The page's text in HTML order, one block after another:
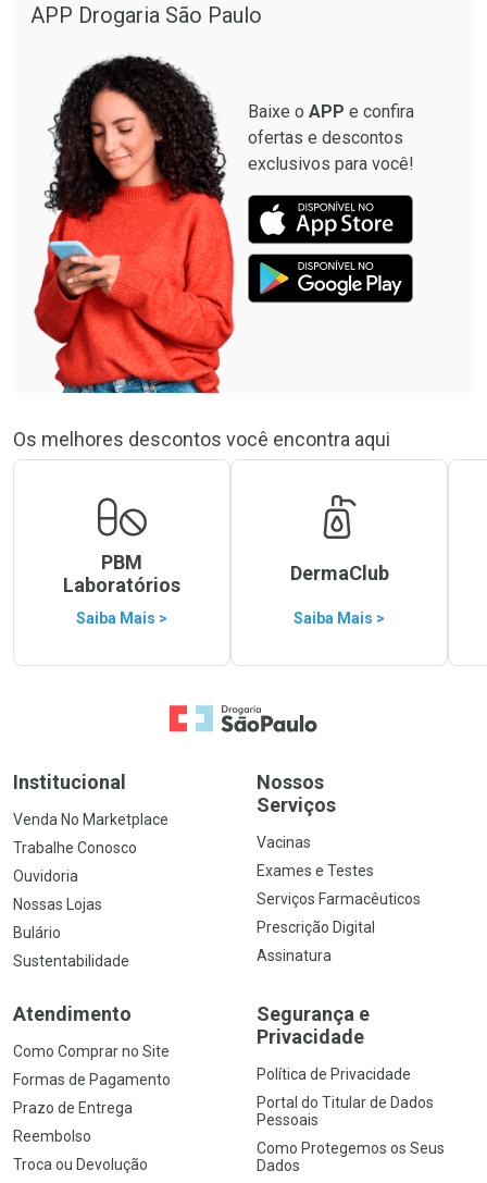
APP Drogaria São Paulo
Baixe o APP e confira
ofertas e descontos
exclusivos para você!
Os melhores descontos você encontra aqui
PBM
Laboratórios
Saiba Mais >
DermaClub
Saiba Mais >
Ir para a Home
Institucional
Venda No Marketplace
Trabalhe Conosco
Ouvidoria
Nossas Lojas
Bulário
Sustentabilidade
Nossos
Serviços
Vacinas
Exames e Testes
Serviços Farmacêuticos
Prescrição Digital
Assinatura
Atendimento
Como Comprar no Site
Formas de Pagamento
Prazo de Entrega
Reembolso
Troca ou Devolução
Segurança e
Privacidade
Política de Privacidade
Portal do Titular de Dados
Pessoais
Como Protegemos os Seus
Dados